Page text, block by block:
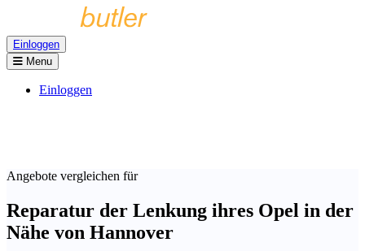
Einloggen
Menu
Einloggen
Angebote vergleichen für
Reparatur der Lenkung ihres Opel in der
Nähe von Hannover